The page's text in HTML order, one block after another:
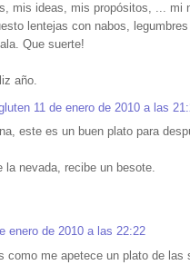
mis ideas, mis propósitos, ... mi
lentejas con nabos,
Que suerte!
año.
11 de enero de 2010 a las
este es un buen plato para
la nevada, recibe un besote.
enero de 2010 a las 22:22
como me apetece un plato de